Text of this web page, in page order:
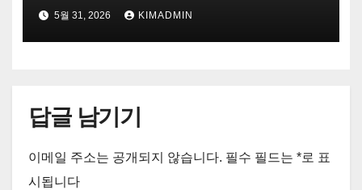
5월 31, 2026 KIMADMIN
답글 남기기
이메일 주소는 공개되지 않습니다. 필수 필드는 *로 표
시됩니다